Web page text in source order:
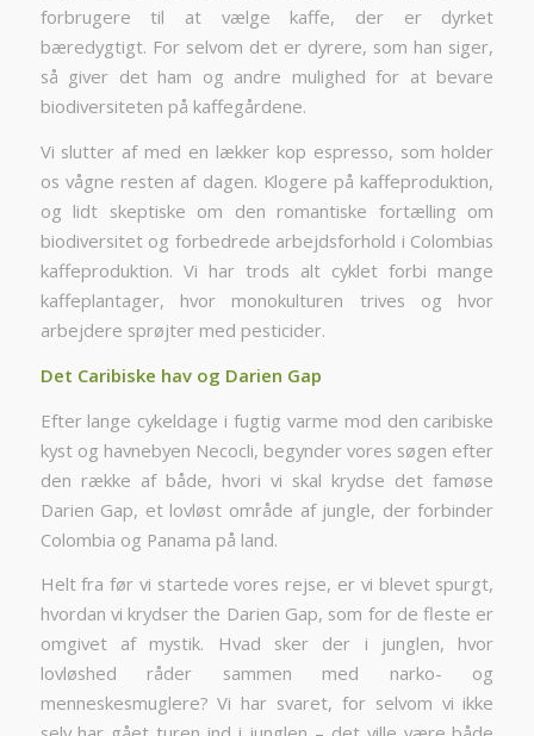
forbrugere til at vælge kaffe, der er dyrket
bæredygtigt. For selvom det er dyrere, som han siger,
så giver det ham og andre mulighed for at bevare
biodiversiteten på kaffegårdene.
Vi slutter af med en lækker kop espresso, som holder
os vågne resten af dagen. Klogere på kaffeproduktion,
og lidt skeptiske om den romantiske fortælling om
biodiversitet og forbedrede arbejdsforhold i Colombias
kaffeproduktion. Vi har trods alt cyklet forbi mange
kaffeplantager, hvor monokulturen trives og hvor
arbejdere sprøjter med pesticider.
Det Caribiske hav og Darien Gap
Efter lange cykeldage i fugtig varme mod den caribiske
kyst og havnebyen Necocli, begynder vores søgen efter
den række af både, hvori vi skal krydse det famøse
Darien Gap, et lovløst område af jungle, der forbinder
Colombia og Panama på land.
Helt fra før vi startede vores rejse, er vi blevet spurgt,
hvordan vi krydser the Darien Gap, som for de fleste er
omgivet af mystik. Hvad sker der i junglen, hvor
lovløshed råder sammen med narko- og
menneskesmuglere? Vi har svaret, for selvom vi ikke